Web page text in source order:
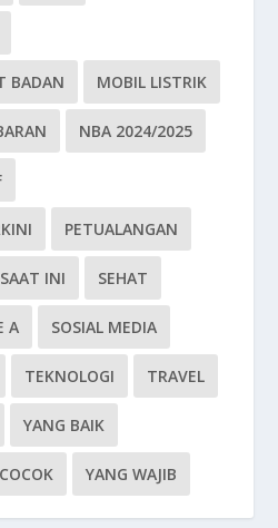
BADAN MOBIL LISTRIK
NBA 2024/2025
PETUALANGAN
SAAT INI SEHAT
A SOSIAL MEDIA
TEKNOLOGI TRAVEL
YANG BAIK
YANG WAJIB